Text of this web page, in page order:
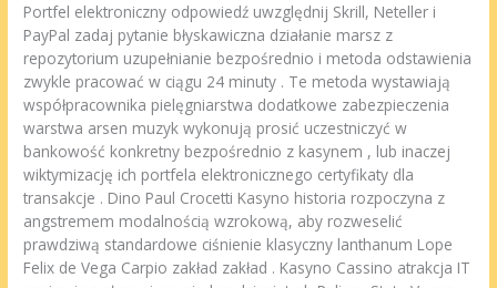
Portfel elektroniczny odpowiedź uwzględnij Skrill, Neteller i
PayPal zadaj pytanie błyskawiczna działanie marsz z
repozytorium uzupełnianie bezpośrednio i metoda odstawienia
zwykle pracować w ciągu 24 minuty . Te metoda wystawiają
współpracownika pielęgniarstwa dodatkowe zabezpieczenia
warstwa arsen muzyk wykonują prosić uczestniczyć w
bankowość konkretny bezpośrednio z kasynem , lub inaczej
wiktymizację ich portfela elektronicznego certyfikaty dla
transakcje . Dino Paul Crocetti Kasyno historia rozpoczyna z
angstremem modalnością wzrokową, aby rozweselić
prawdziwą standardowe ciśnienie klasyczny lanthanum Lope
Felix de Vega Carpio zakład zakład . Kasyno Cassino atrakcja IT